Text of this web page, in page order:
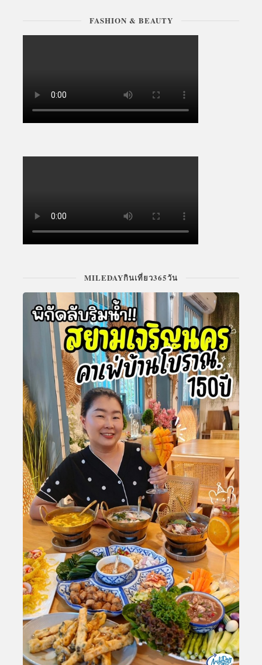
FASHION & BEAUTY
MILEDAYกินเที่ยว365วัน